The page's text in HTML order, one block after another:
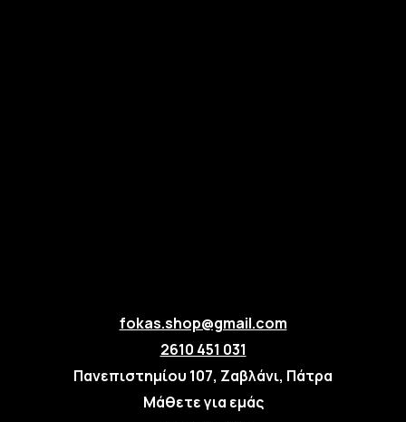
fokas.shop@gmail.com
2610 451 031
Πανεπιστημίου 107, Ζαβλάνι, Πάτρα
Μάθετε για εμάς